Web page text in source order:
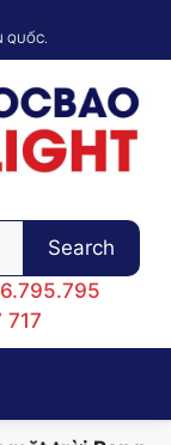
QUỐC.
Search
717